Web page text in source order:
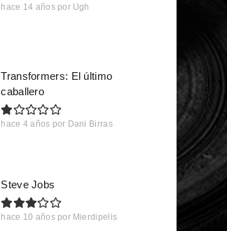
hace 14 años por Ugh
Transformers: El último
caballero
hace 4 años por Dani Birras
Steve Jobs
hace 10 años por Mierdipelis